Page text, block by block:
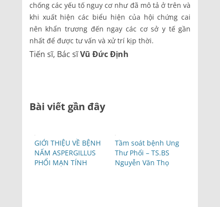
chống các yếu tố nguy cơ như đã mô tả ở trên và
khi xuất hiện các biểu hiện của hội chứng cai
nên khẩn trương đến ngay các cơ sở y tế gần
nhất để được tư vấn và xử trí kịp thời.
Tiến sĩ, Bác sĩVũ Đức Định
Bài viết gần đây
GIỚI THIỆU VỀ BỆNH
NẤM ASPERGILLUS
PHỔI MẠN TÍNH
Tầm soát bệnh Ung
Thư Phổi – TS.BS
Nguyễn Văn Thọ